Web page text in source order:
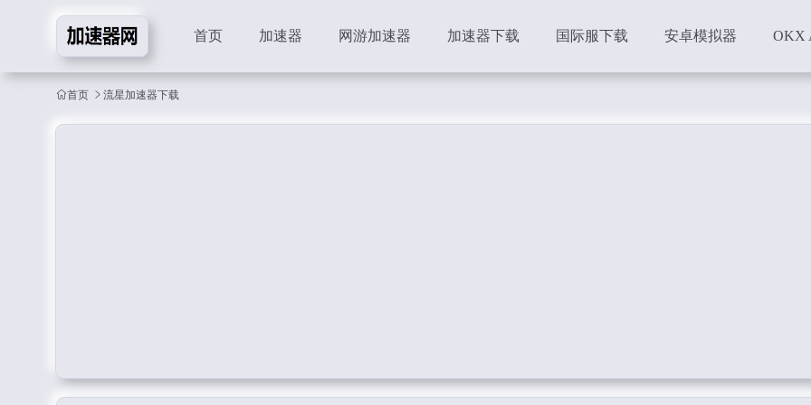
首页 加速器 网游加速器 加速器下载 国际服下载 安卓模拟器 OKX
首页 流星加速器下载